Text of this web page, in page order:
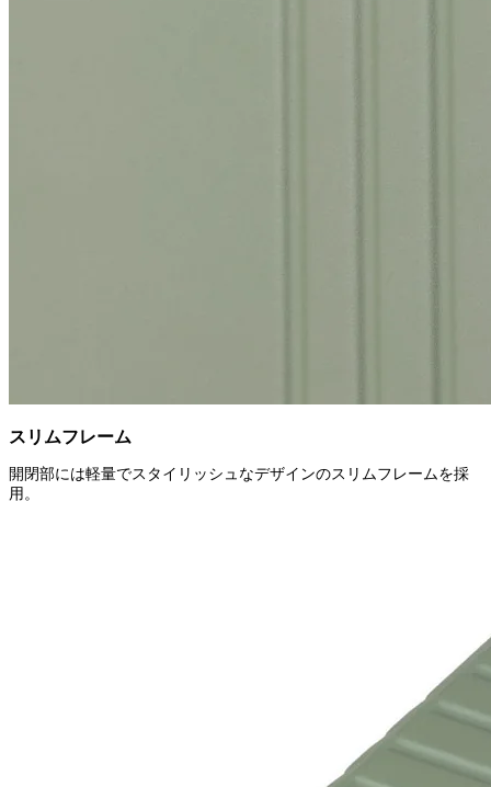
スリムフレーム
開閉部には軽量でスタイリッシュなデザインのスリムフレームを採
用。